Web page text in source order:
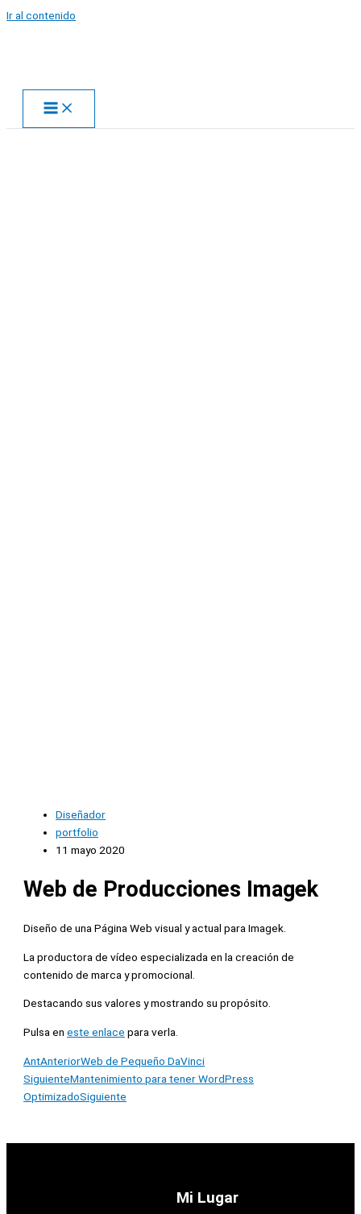
Ir al contenido
Diseñador
portfolio
11 mayo 2020
Web de Producciones Imagek
Diseño de una Página Web visual y actual para Imagek.
La productora de vídeo especializada en la creación de
contenido de marca y promocional.
Destacando sus valores y mostrando su propósito.
Pulsa eneste enlace para verla.
AntAnteriorWeb de Pequeño DaVinci
SiguienteMantenimiento para tener WordPress
OptimizadoSiguiente
Mi Lugar